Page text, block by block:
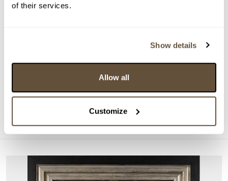
of their services.
Show details
Allow all
Customize
4 200 Kč